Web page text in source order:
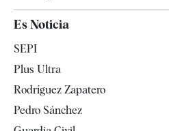
Televisión
Es Noticia
SEPI
Plus Ultra
Rodríguez Zapatero
Pedro Sánchez